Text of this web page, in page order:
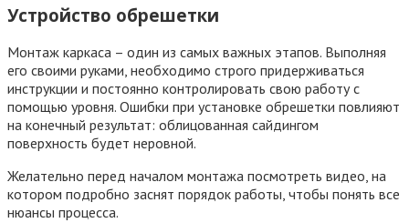
Устройство обрешетки
Монтаж каркаса – один из самых важных этапов. Выполняя
его своими руками, необходимо строго придерживаться
инструкции и постоянно контролировать свою работу с
помощью уровня. Ошибки при установке обрешетки повлияют
на конечный результат: облицованная сайдингом
поверхность будет неровной.
Желательно перед началом монтажа посмотреть видео, на
котором подробно заснят порядок работы, чтобы понять все
нюансы процесса.